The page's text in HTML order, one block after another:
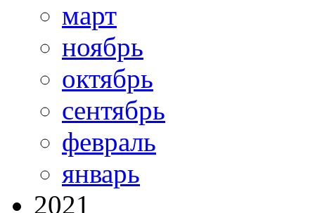
март
ноябрь
октябрь
сентябрь
февраль
январь
2021